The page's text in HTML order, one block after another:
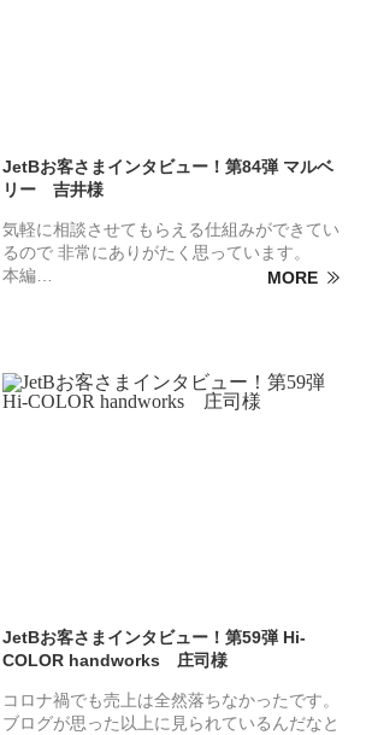
JetBお客さまインタビュー！第84弾 マルベ
リー 吉井様
気軽に相談させてもらえる仕組みができてい
るので 非常にありがたく思っています。
本編…
MORE
JetBお客さまインタビュー！第59弾 Hi-
COLOR handworks 庄司様
コロナ禍でも売上は全然落ちなかったです。
ブログが思った以上に見られているんだなと